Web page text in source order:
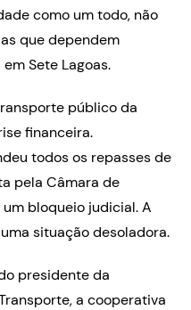
como um todo, não
que dependem
Sete Lagoas.
público da
financeira.
todos os repasses de
pela Câmara de
bloqueio judicial. A
situação desoladora.
presidente da
a cooperativa